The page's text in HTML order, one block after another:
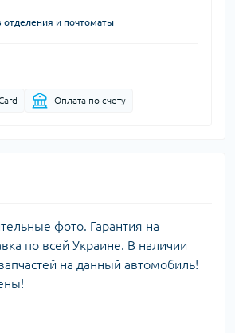
отделения и почтоматы
Оплата по счету
фото. Гарантия на
по всей Украине. В наличии
на данный автомобиль!